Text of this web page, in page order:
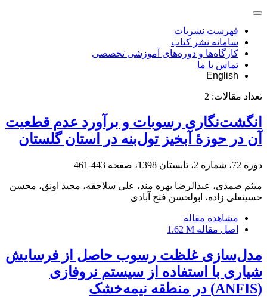
فهرست نشریات
سامانه نشر کتاب
کارگاه‌ها و دوره‌های آموزشی تخصصی
تماس با ما
English
تعداد مقالات: 2
انگشت‌نگاری رسوبات و برآورد عدم قطعیت
آن در حوزۀ آبخیز تول‌بنه در استان گلستان
دوره 72، شماره 2، تابستان 1398، صفحه 443-461
میثم صمدی، عبدالرضا بهره مند، علی سلاجقه، مجید اونق، محسن
حسینعلی زاده، ابولحسن فتح آبادی
مشاهده مقاله
اصل مقاله 1.62 M
مدل‌سازی غلظت رسوب حاصل از فرسایش
شیاری با استفاده از سیستم نروفازی
(ANFIS) در منطقه نیمه‌خشک